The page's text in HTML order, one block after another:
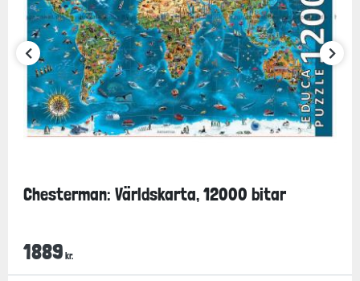
Chesterman: Världskarta, 12000 bitar
1889 kr.